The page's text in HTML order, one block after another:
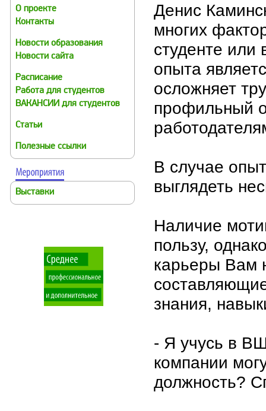
О проекте
Контакты
Новости образования
Новости сайта
Расписание
Работа для студентов
ВАКАНСИИ для студентов
Статьи
Полезные ссылки
Выставки
Денис
многих
студенте или
опыта
осложняет
профильный
В случае
выглядеть
Наличие
пользу,
карьеры Вам
знания,
- Я учусь в
компании
должность?